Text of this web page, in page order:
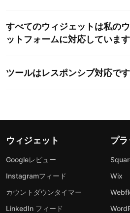
すべてのウィジェットは私の
ットフォームに対応していま
ツールはレスポンシブ対応で
ウィジェット
Googleレビュー
Instagramフィード
カウントダウンタイマー
LinkedIn フィード
プ
Wix